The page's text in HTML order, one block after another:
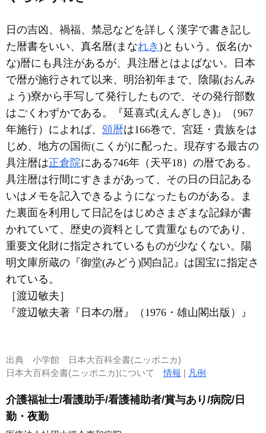
日の吉凶、禍福、禁忌などを詳しく漢字で書き記し
た暦書をいい、真名暦(まなれき )ともいう。仮名(か
な)暦にも具注があるが、具注暦とはよばない。日本
で暦が施行されて以来、明治初年まで、陰陽(おんみ
ょう)寮から手写して発行したもので、その発行部数
はごくわずかである。『延喜式(えんぎしき)』（967
年施行）によれば、 頒暦は166巻で、宮廷・貴族をは
じめ、地方の国衙(こくが)に配った。現存する最古の
具注暦は正倉院にある746年（天平18）の暦である。
具注暦は行間にすきまがあって、その日の日記ある
いはメモを記入できるようになったものがある。ま
た裏面を利用して日記をはじめさまざまな記録が書
かれていて、歴史の資料として貴重なものであり、
重要文化財に指定されているものが少なくない。陽
明文庫所蔵の『御堂(みどう)関白記』は国宝に指定さ
れている。
［渡辺敏夫］
『渡辺敏夫著『日本の暦』（1976・雄山閣出版）』
出典 小学館 日本大百科全書(ニッポニカ)
日本大百科全書(ニッポニカ)について情報 | 凡例
介護福祉士/看護助手/看護補助者/賞与あり/病院/日
勤・夜勤